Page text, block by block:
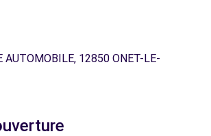
AUTOMOBILE, 12850 ONET-LE-